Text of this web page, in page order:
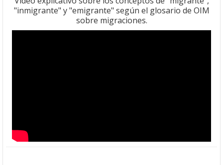
"inmigrante" y "emigrante" según el glosario de OIM
sobre migraciones.